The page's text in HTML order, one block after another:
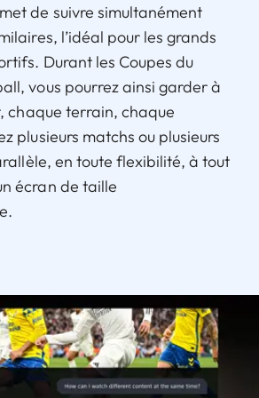
de suivre simultanément
l’idéal pour les grands
Durant les Coupes du
vous pourrez ainsi garder à
chaque terrain, chaque
plusieurs matchs ou plusieurs
en toute flexibilité, à tout
écran de taille